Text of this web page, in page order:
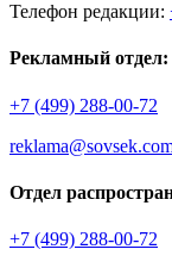
Телефон редакции:
Рекламный отдел:
+7 (499) 288-00-72
Отдел
+7 (499) 288-00-72